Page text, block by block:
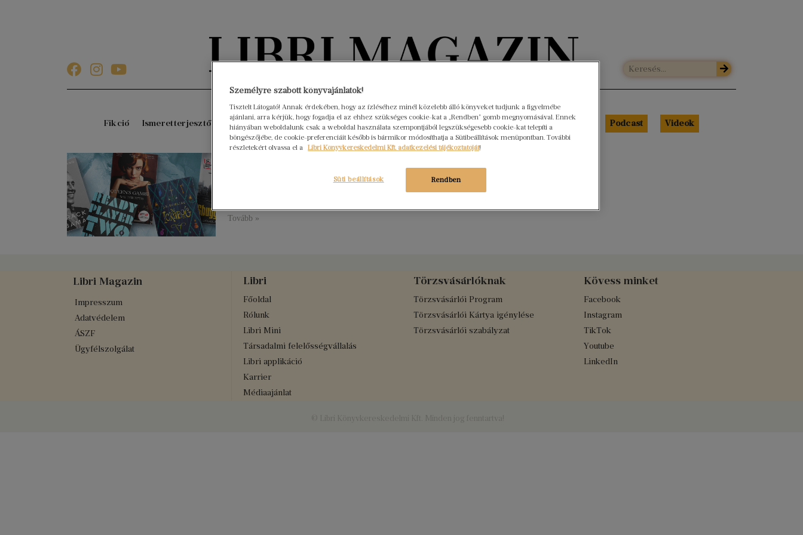
Könyvektől az olvasókig
Fikció Ismeretterjesztő Gyerekkönyvek Interjúk Beleolvasó A hónap könyvei HÍREK Libri Portré Podcast Videók
Nincs hozzászólás
Whether it’s fiction, politics, history, or science, Libri is keeping a keen eye
Tovább »
Libri Magazin
Impresszum
Adatvédelem
ÁSZF
Ügyfélszolgálat
Libri
Főoldal
Rólunk
Libri Mini
Társadalmi felelősségvállalás
Libri applikáció
Karrier
Médiaajánlat
Törzsvásárlóknak
Törzsvásárlói Program
Törzsvásárlói Kártya igénylése
Törzsvásárlói szabályzat
Kövess minket
Facebook
Instagram
TikTok
Youtube
LinkedIn
Személyre szabott könyvajánlatok!
Tisztelt Látogató! Annak érdekében, hogy az ízléséhez minél közelebb álló könyveket tudjunk a figyelmébe
ajánlani, arra kérjük, hogy fogadja el az ehhez szükséges cookie-kat a „Rendben” gomb megnyomásával. Ennek
hiányában weboldalunk csak a weboldal használata szempontjából legszükségesebb cookie-kat telepíti a
böngészőjébe, de cookie-preferenciáit később is bármikor módosíthatja a Sütibeállítások menüpontban. További
részletekért olvassa el a Libri Könyvkereskedelmi Kft. adatkezelési tájékoztatóját!
Rendben
Süti beállítások